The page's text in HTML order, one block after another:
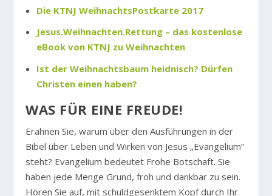
Die KTNJ WeihnachtsPostkarte 2017
Jesus.Weihnachten.Rettung – das kostenlose
eBook von KTNJ zu Weihnachten
Ist der Weihnachtsbaum heidnisch? Dürfen
Christen einen haben?
WAS FÜR EINE FREUDE!
Erahnen Sie, warum über den Ausführungen in der
Bibel über Leben und Wirken von Jesus „Evangelium“
steht? Evangelium bedeutet Frohe Botschaft. Sie
haben jede Menge Grund, froh und dankbar zu sein.
Hören Sie auf, mit schuldgesenktem Kopf durch Ihr